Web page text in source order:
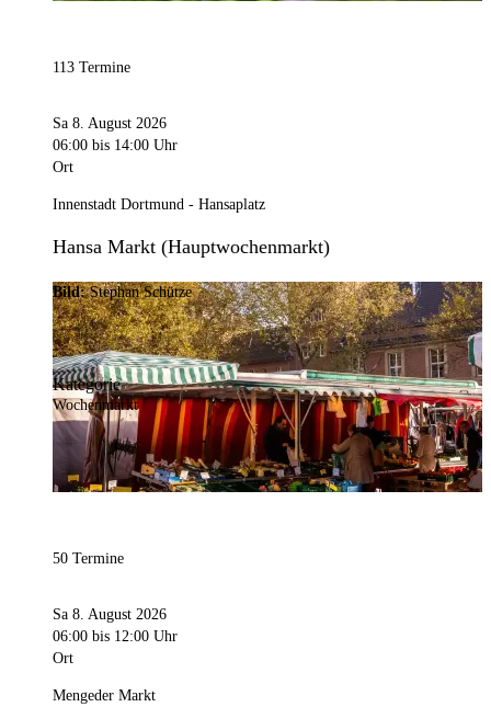
113 Termine
Sa 8. August 2026
06:00 bis 14:00 Uhr
Ort
Innenstadt Dortmund - Hansaplatz
Hansa Markt (Hauptwochenmarkt)
Bild:Stephan Schütze
Kategorie
Wochenmarkt
50 Termine
Sa 8. August 2026
06:00 bis 12:00 Uhr
Ort
Mengeder Markt